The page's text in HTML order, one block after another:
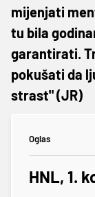
mijenjati
tu bila
garantirati.
pokušati da
strast" (JR)
Oglas
HNL, 1.